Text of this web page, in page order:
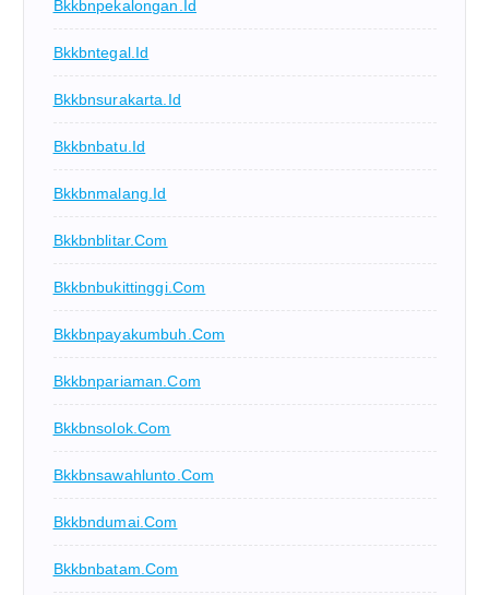
Bkkbnpekalongan.id
Bkkbntegal.id
Bkkbnsurakarta.id
Bkkbnbatu.id
Bkkbnmalang.id
Bkkbnblitar.com
Bkkbnbukittinggi.com
Bkkbnpayakumbuh.com
Bkkbnpariaman.com
Bkkbnsolok.com
Bkkbnsawahlunto.com
Bkkbndumai.com
Bkkbnbatam.com